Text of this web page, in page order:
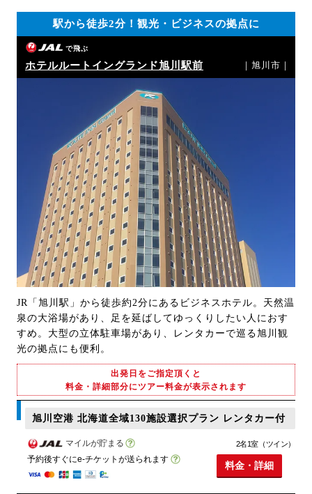
駅から徒歩2分！観光・ビジネスの拠点に
で飛ぶ
ホテルルートイングランド旭川駅前 ｜旭川市｜
JR「旭川駅」から徒歩約2分にあるビジネスホテル。天然温
泉の大浴場があり、足を延ばしてゆっくりしたい人におす
すめ。大型の立体駐車場があり、レンタカーで巡る旭川観
光の拠点にも便利。
出発日をご指定頂くと
料金・詳細部分にツアー料金が表示されます
旭川空港 北海道全域130施設選択プラン レンタカー付
マイルが貯まる
予約後すぐにe-チケットが送られます
2名1室（ツイン）
料金・詳細